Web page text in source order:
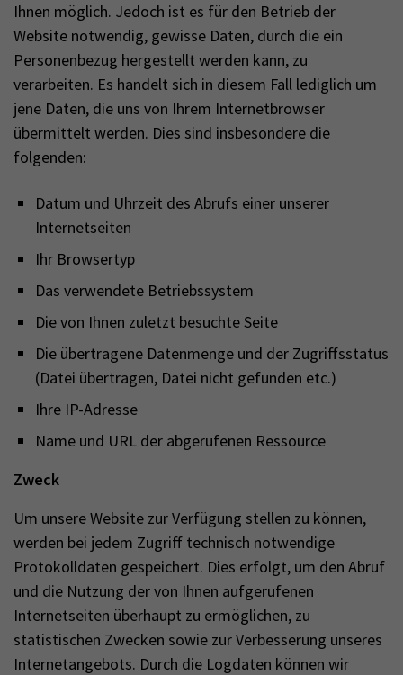
Ihnen möglich. Jedoch ist es für den Betrieb der
Website notwendig, gewisse Daten, durch die ein
Personenbezug hergestellt werden kann, zu
verarbeiten. Es handelt sich in diesem Fall lediglich um
jene Daten, die uns von Ihrem Internetbrowser
übermittelt werden. Dies sind insbesondere die
folgenden:
Datum und Uhrzeit des Abrufs einer unserer
Internetseiten
Ihr Browsertyp
Das verwendete Betriebssystem
Die von Ihnen zuletzt besuchte Seite
Die übertragene Datenmenge und der Zugriffsstatus
(Datei übertragen, Datei nicht gefunden etc.)
Ihre IP-Adresse
Name und URL der abgerufenen Ressource
Zweck
Um unsere Website zur Verfügung stellen zu können,
werden bei jedem Zugriff technisch notwendige
Protokolldaten gespeichert. Dies erfolgt, um den Abruf
und die Nutzung der von Ihnen aufgerufenen
Internetseiten überhaupt zu ermöglichen, zu
statistischen Zwecken sowie zur Verbesserung unseres
Internetangebots. Durch die Logdaten können wir